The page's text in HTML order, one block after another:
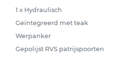
1 x Hydraulisch
Geïntegreerd met teak
Werpanker
Gepolijst RVS patrijspoorten